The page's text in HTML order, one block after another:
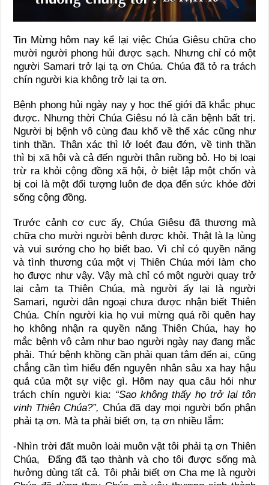
Tin Mừng hôm nay kể lại việc Chúa Giêsu chữa cho
mười người phong hủi được sạch. Nhưng chỉ có một
người Samari trở lại tạ ơn Chúa. Chúa đã tỏ ra trách
chín người kia không trở lại tạ ơn.
Bệnh phong hủi ngày nay y học thế giới đã khắc phục
được. Nhưng thời Chúa Giêsu nó là căn bệnh bất trị.
Người bị bệnh vô cùng đau khổ về thể xác cũng như
tinh thần. Thân xác thì lở loét đau đớn, về tinh thần
thì bị xã hội và cả đến người thân ruồng bỏ. Họ bị loại
trừ ra khỏi cộng đồng xã hội, ở biệt lập một chốn và
bị coi là một đối tượng luôn đe dọa đến sức khỏe đời
sống cộng đồng.
Trước cảnh cơ cực ấy, Chúa Giêsu đã thương mà
chữa cho mười người bệnh được khỏi. Thật là lạ lùng
và vui sướng cho họ biết bao. Vì chỉ có quyền năng
và tình thương của một vị Thiên Chúa mới làm cho
họ được như vậy. Vậy mà chỉ có một người quay trở
lại cảm tạ Thiên Chúa, mà người ấy lại là người
Samari, người dân ngoại chưa được nhận biết Thiên
Chúa. Chín người kia họ vui mừng quá rồi quên hay
họ không nhận ra quyền năng Thiên Chúa, hay họ
mắc bệnh vô cảm như bao người ngày nay đang mắc
phải. Thứ bệnh khồng cần phải quan tâm đến ai, cũng
chẳng cần tìm hiểu đến nguyên nhân sâu xa hay hậu
quả của một sự việc gì. Hôm nay qua câu hỏi như
trách chín người kia: “Sao không thấy họ trở lại tôn
vinh Thiên Chúa?”, Chúa đã dạy mọi người bổn phận
phải tạ ơn. Mà ta phải biết ơn, tạ ơn nhiều lắm:
-Nhìn trời đất muôn loài muôn vật tôi phải tạ ơn Thiên
Chúa, Đấng đã tạo thành và cho tôi được sống mà
hưởng dùng tất cả. Tôi phải biết ơn Cha mẹ là người